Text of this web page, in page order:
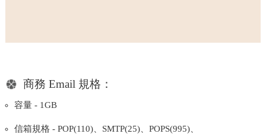
商務 Email 規格：
容量 - 1GB
信箱規格 - POP(110)、SMTP(25)、POPS(995)、